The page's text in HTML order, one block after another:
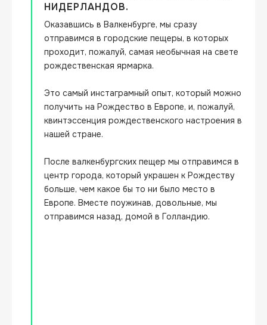
НИДЕРЛАНДОВ.
Оказавшись в Валкенбурге, мы сразу
отправимся в городские пещеры, в которых
проходит, пожалуй, самая необычная на свете
рождественская ярмарка.
Это самый инстаграмный опыт, который можно
получить на Рождество в Европе, и, пожалуй,
квинтэссенция рождественского настроения в
нашей стране.
После валкенбургских пещер мы отправимся в
центр города, который украшен к Рождеству
больше, чем какое бы то ни было место в
Европе. Вместе поужинав, довольные, мы
отправимся назад, домой в Голландию.